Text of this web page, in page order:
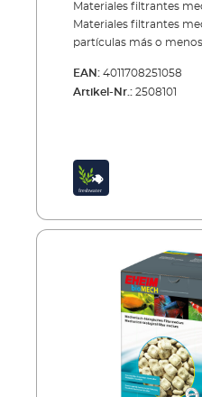
Materiales filtrantes
Materiales filtrantes
partículas más o
deben ofrecer
colonización de
dentro del acuario y
Nuestro último
tiempo con la función
filtrante mecánico-
preparación
se ha diseñado de
depósitos recogedores
retienen partículas
suciedad. Al mismo
poros garantiza una
de limpieza y por lo
EAN: 4011708251058
Artikel-Nr.: 2508101